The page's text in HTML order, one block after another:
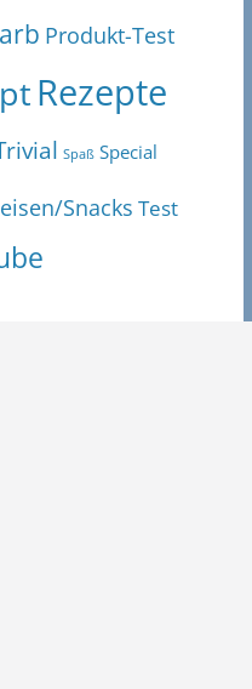
Produkt-Test
Rezepte
Spaß Special
Snacks Test